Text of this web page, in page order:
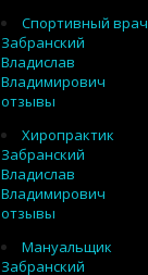
Спортивный врач
Забранский
Владислав
Владимирович
отзывы
Хиропрактик
Забранский
Владислав
Владимирович
отзывы
Мануальщик
Забранский